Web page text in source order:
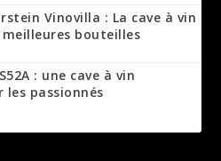
Vinovilla : La cave à vin
meilleures bouteilles
: une cave à vin
les passionnés